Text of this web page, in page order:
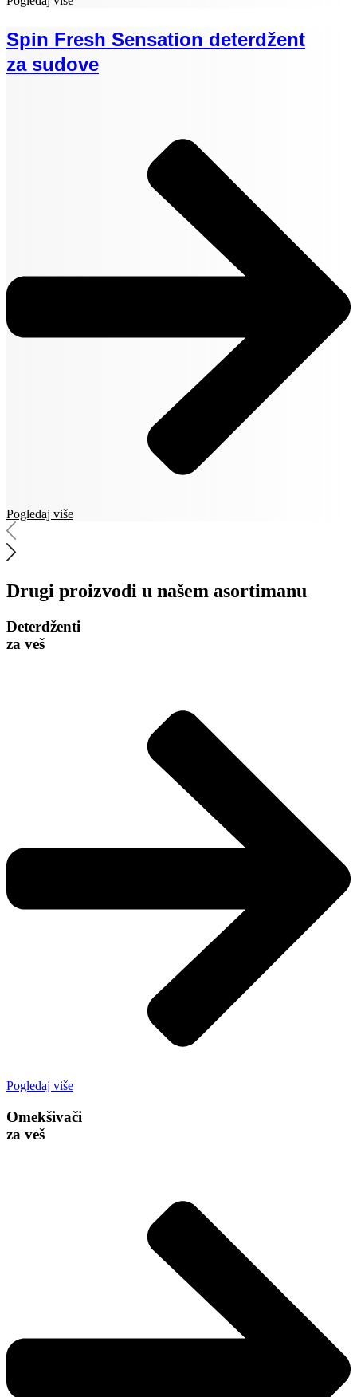
Spin Fresh Sensation deterdžent
za sudove
Pogledaj više
Drugi proizvodi u našem asortimanu
Deterdženti
za veš
Pogledaj više
Omekšivači
za veš